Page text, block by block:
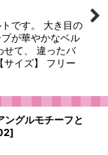
です。 大き目の
が華やかなベル
せて、 違ったバ
サイズ】 フリー
ングルモチーフと
]